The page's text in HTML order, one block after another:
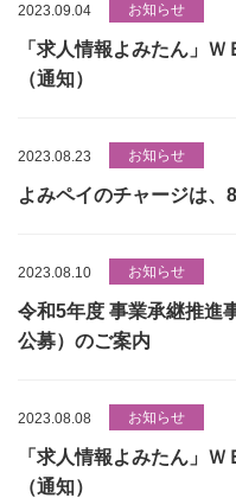
2023.09.04 お知らせ
「求人情報よみたん」
（通知）
2023.08.23 お知らせ
よみペイのチャージは、
2023.08.10 お知らせ
令和5年度 事業承継推進
公募）のご案内
2023.08.08 お知らせ
「求人情報よみたん」
（通知）